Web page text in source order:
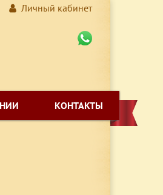
Личный кабинет
КОНТАКТЫ